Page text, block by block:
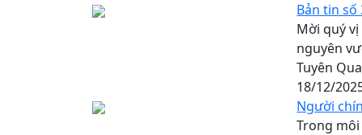
Bản tin
Mời quý
nguyên
Tuyên
18/12/
Người
Trong